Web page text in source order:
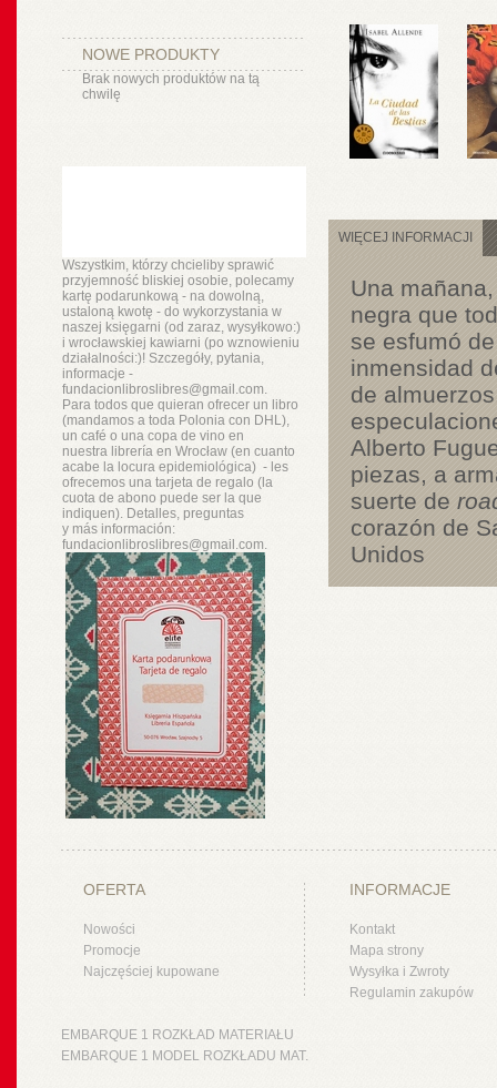
NOWE PRODUKTY
Brak nowych produktów na tą
chwilę
Wszystkim, którzy chcieliby sprawić
przyjemność bliskiej osobie, polecamy
kartę podarunkową - na dowolną,
ustaloną kwotę - do wykorzystania w
naszej księgarni (od zaraz, wysyłkowo:)
i wrocławskiej kawiarni (po wznowieniu
działalności:)! Szczegóły, pytania,
informacje -
fundacionlibroslibres@gmail.com.
Para todos que quieran ofrecer un libro
(mandamos a toda Polonia con DHL),
un café o una copa de vino en
nuestra libreríaen Wrocław (en cuanto
acabe la locura epidemiológica) - les
ofrecemos una tarjeta de regalo (la
cuota de abono puede ser la que
indiquen). Detalles, preguntas
y másinformación:
fundacionlibroslibres@gmail.com.
WIĘCEJ INFORMACJI
Una
negra que
se esfumó
inmensidad
de
Alberto
piezas, a
suerte de
corazón de
Unidos
OFERTA
Nowości
Promocje
Najczęściej kupowane
INFORMACJE
Kontakt
Mapa strony
Wysyłka i Zwroty
Regulamin zakupów
EMBARQUE 1 ROZKŁAD MATERIAŁU
EMBARQUE 1 MODEL ROZKŁADU MAT.